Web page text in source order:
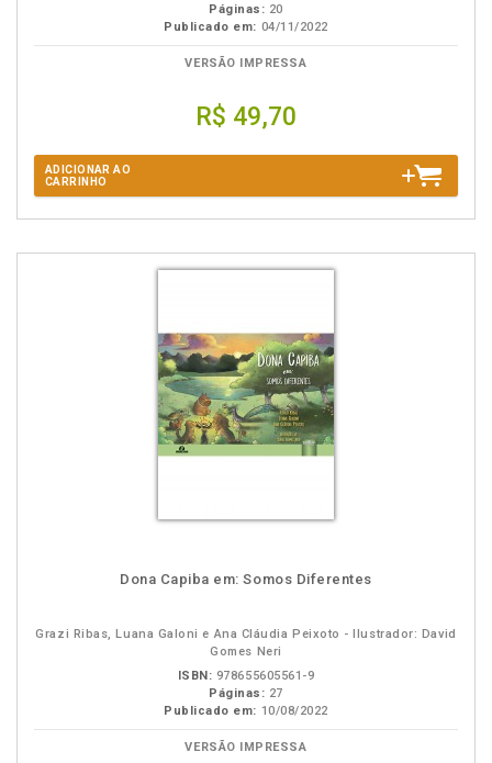
Páginas: 20
Publicado em: 04/11/2022
VERSÃO IMPRESSA
R$ 49,70
ADICIONAR AO
CARRINHO
Dona Capiba em: Somos Diferentes
Grazi Ribas, Luana Galoni e Ana Cláudia Peixoto - Ilustrador: David
Gomes Neri
ISBN: 978655605561-9
Páginas: 27
Publicado em: 10/08/2022
VERSÃO IMPRESSA